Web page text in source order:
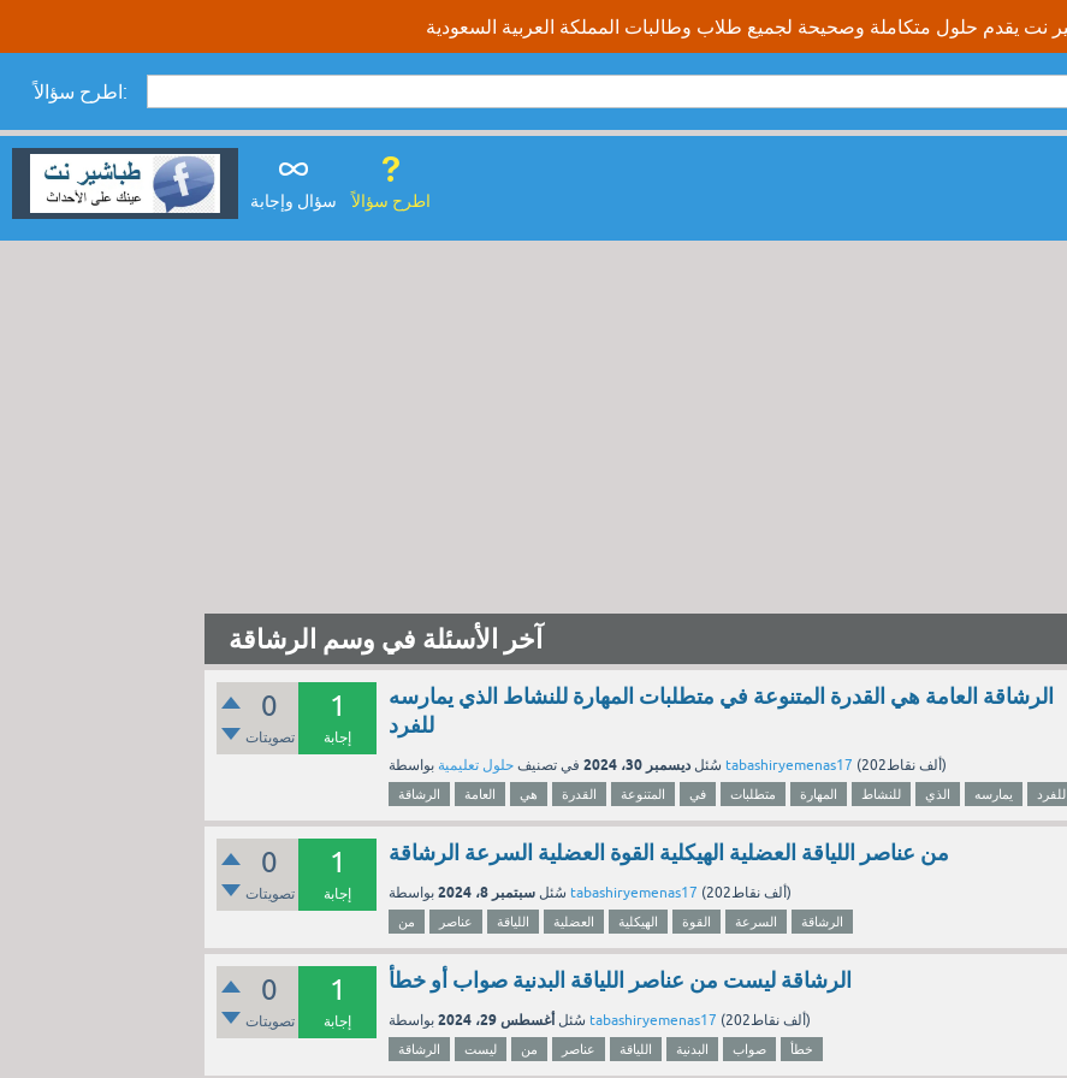
اطرح سؤالاً:
سؤال وإجابة اطرح سؤالاً
آخر الأسئلة في وسم الرشاقة
0
تصويتات
1
إجابة
الرشاقة العامة هي القدرة المتنوعة في متطلبات المهارة للنشاط الذي يمارسه
للفرد
سُئل ديسمبر 30، 2024 في تصنيف حلول تعليمية tabashiryemenas17 ( 202ألف نقاط)
الرشاقة العامة هي القدرة المتنوعة في متطلبات المهارة للنشاط الذي يمارسه للفرد
0
تصويتات
1
إجابة
من عناصر اللياقة العضلية الهيكلية القوة العضلية السرعة الرشاقة
سُئل سبتمبر 8، 2024 tabashiryemenas17 ( 202ألف نقاط)
من عناصر اللياقة العضلية الهيكلية القوة السرعة الرشاقة
0
تصويتات
1
إجابة
الرشاقة ليست من عناصر اللياقة البدنية صواب أو خطأ
سُئل أغسطس 29، 2024 tabashiryemenas17 ( 202ألف نقاط)
الرشاقة ليست من عناصر اللياقة البدنية صواب خطأ